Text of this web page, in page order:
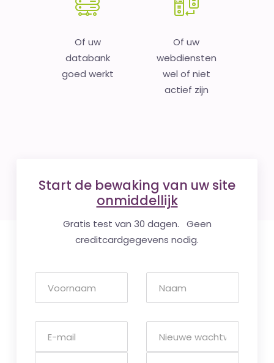
Of uw
databank
goed werkt
Of uw
webdiensten
wel of niet
actief zijn
Start de bewaking van uw site
onmiddellijk
Gratis test van 30 dagen. Geen
creditcardgegevens nodig.